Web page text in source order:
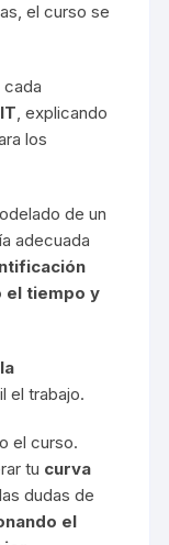
el curso se
, explicando
los
de un
adecuada
el tiempo y
el trabajo.
el curso.
tu curva
dudas de
el